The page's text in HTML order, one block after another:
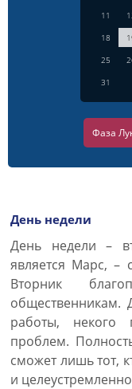
11
18
25
31
Фаза
День недели
День недели –
является Марс, –
Вторник
общественникам.
работы, некого
проблем.
сможет лишь тот,
и